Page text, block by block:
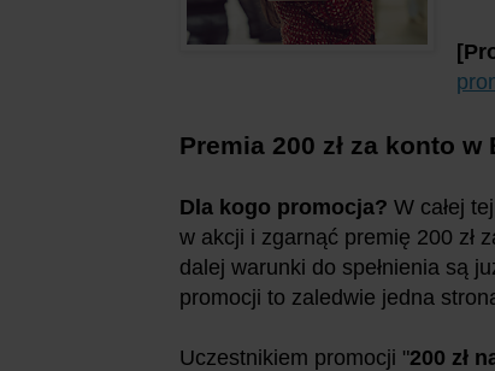
Premia 200 zł za konto
Dla kogo promocja? W całej
w akcji i zgarnąć premię 200 zł
dalej warunki do spełnienia są
promocji to zaledwie jedna
Uczestnikiem promocji "200 zł